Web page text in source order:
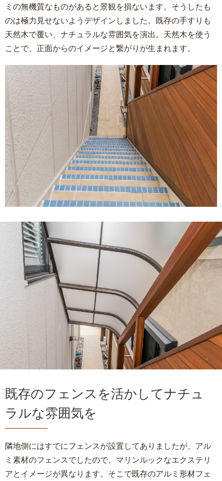
ミの無機質なものがあると景観を損ないます。そうしたも
のは極力見せないようデザインしました。既存の手すりも
天然木で覆い、ナチュラルな雰囲気を演出。天然木を使う
ことで、正面からのイメージと繋がりが生まれます。
既存のフェンスを活かしてナチュ
ラルな雰囲気を
隣地側にはすでにフェンスが設置してありましたが、アル
ミ素材のフェンスでしたので、マリンルックなエクステリ
アとイメージが異なります。そこで既存のアルミ形材フェ